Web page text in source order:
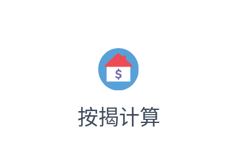
按揭计算